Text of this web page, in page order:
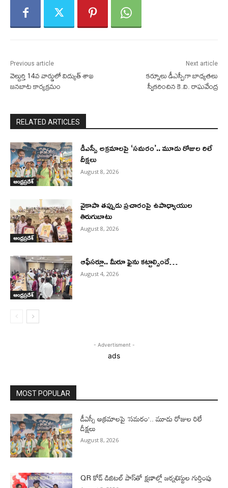
Previous article
వెల్దుర్తి 14వ వార్డులో విద్యుత్ శాఖ
జనబాట కార్యక్రమం
Next article
కర్నూలు డీఎస్పీగా బాధ్యతలు
స్వీకరించిన కె.వి. రాఘవేంద్ర
RELATED ARTICLES
ఆంధ్రప్రదేశ్
డీఎస్సీ అక్రమాలపై ‘సమరం’.. మూడు రోజుల రిలే
దీక్షలు
August 8, 2026
ఆంధ్రప్రదేశ్
వైకాపా తప్పుడు ప్రచారంపై ఉపాధ్యాయుల
తిరుగుబాటు
August 8, 2026
ఆంధ్రప్రదేశ్
ఆఫీసర్లూ.. మీరూ ఫైను కట్టాల్సిందే…
August 4, 2026
- Advertisment -
ads
MOST POPULAR
డీఎస్సీ అక్రమాలపై ‘సమరం’.. మూడు రోజుల రిలే
దీక్షలు
August 8, 2026
QR కోడ్ డిజిటల్ పాస్‌తో క్షణాల్లో జర్నలిస్టుల గుర్తింపు